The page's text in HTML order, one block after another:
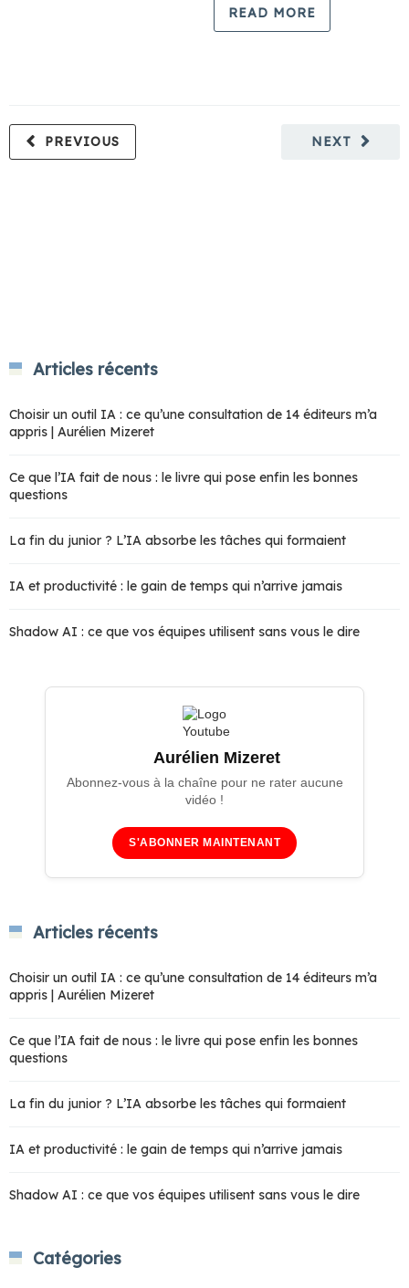
READ MORE
NEXT
PREVIOUS
Articles récents
Choisir un outil IA : ce qu’une consultation de 14 éditeurs m’a
appris | Aurélien Mizeret
Ce que l’IA fait de nous : le livre qui pose enfin les bonnes
questions
La fin du junior ? L’IA absorbe les tâches qui formaient
IA et productivité : le gain de temps qui n’arrive jamais
Shadow AI : ce que vos équipes utilisent sans vous le dire
Aurélien Mizeret
Abonnez-vous à la chaîne pour ne rater aucune
vidéo !
S'ABONNER MAINTENANT
Articles récents
Choisir un outil IA : ce qu’une consultation de 14 éditeurs m’a
appris | Aurélien Mizeret
Ce que l’IA fait de nous : le livre qui pose enfin les bonnes
questions
La fin du junior ? L’IA absorbe les tâches qui formaient
IA et productivité : le gain de temps qui n’arrive jamais
Shadow AI : ce que vos équipes utilisent sans vous le dire
Catégories